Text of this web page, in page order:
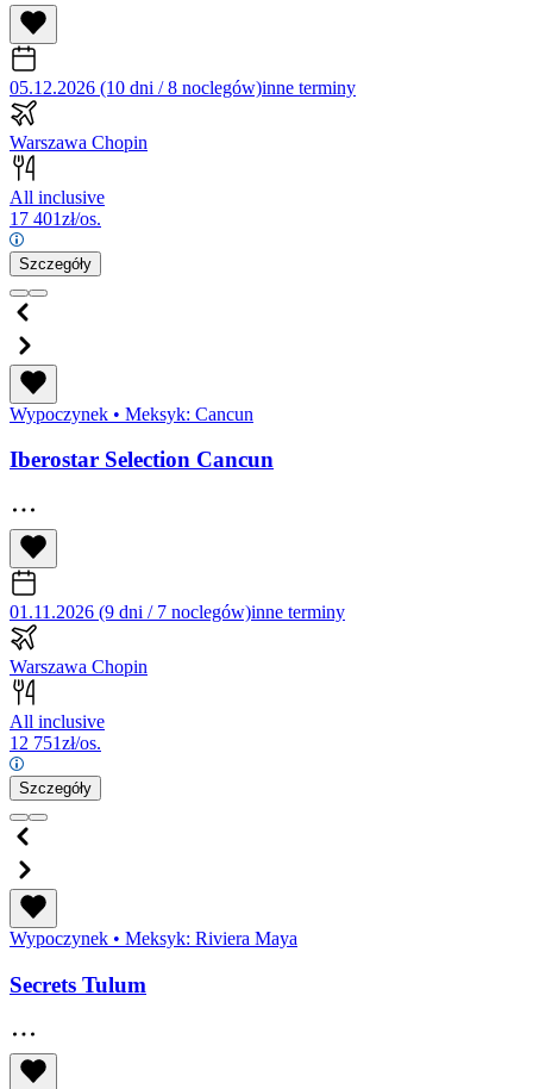
05.12.2026 (10 dni / 8 noclegów)inne terminy
Warszawa Chopin
All inclusive
17 401zł/os.
Szczegóły
Wypoczynek • Meksyk: Cancun
Iberostar Selection Cancun
01.11.2026 (9 dni / 7 noclegów)inne terminy
Warszawa Chopin
All inclusive
12 751zł/os.
Szczegóły
Wypoczynek • Meksyk: Riviera Maya
Secrets Tulum